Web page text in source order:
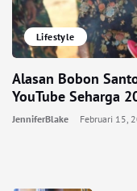
Lifestyle
Alasan Bobon
YouTube Seharga
JenniferBlake Februari 15,